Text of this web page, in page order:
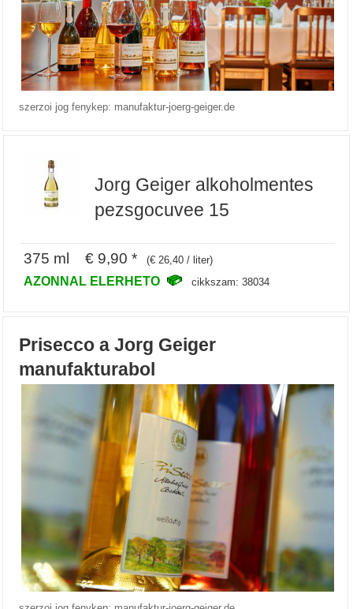
szerzoi jog fenykep: manufaktur-joerg-geiger.de
Jorg Geiger alkoholmentes
pezsgocuvee 15
375 ml € 9,90 * (€ 26,40 / liter)
AZONNAL ELERHETO cikkszam: 38034
Prisecco a Jorg Geiger
manufakturabol